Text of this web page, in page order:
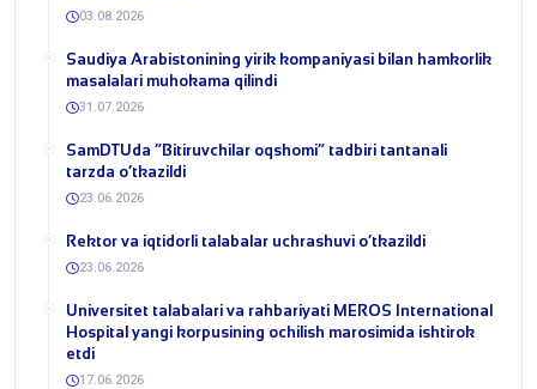
03.08.2026
​Saudiya Arabistonining yirik kompaniyasi bilan hamkorlik
masalalari muhokama qilindi
31.07.2026
​SamDTUda “Bitiruvchilar oqshomi” tadbiri tantanali
tarzda o‘tkazildi
23.06.2026
​Rektor va iqtidorli talabalar uchrashuvi o‘tkazildi
23.06.2026
Universitet talabalari va rahbariyati MEROS International
Hospital yangi korpusining ochilish marosimida ishtirok
etdi
17.06.2026